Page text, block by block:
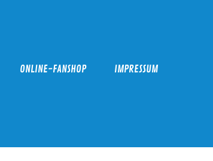
ONLINE-FANSHOP IMPRESSUM